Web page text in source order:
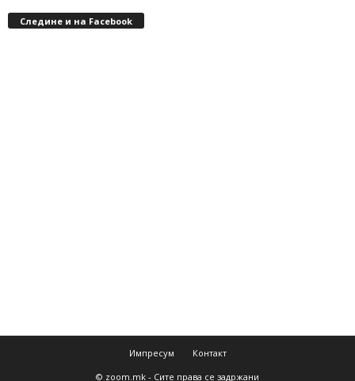
Следине и на Facebook
Импресум
Контакт
© zoom.mk - Сите права се задржани